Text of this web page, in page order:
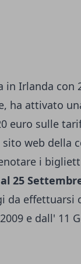
in Irlanda con
ha attivato
euro sulle
web della
i
25
da effettuarsi
e dall' 11